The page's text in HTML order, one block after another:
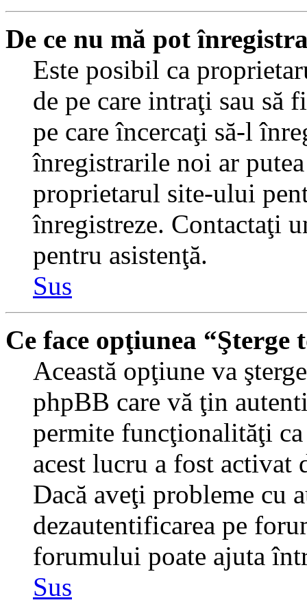
De ce nu mă pot
Este posibil ca
de pe care intraţi sau să
pe care încercaţi să-l
înregistrarile noi ar
proprietarul site-ului
înregistreze. Contactaţi
pentru asistenţă.
Sus
Ce face opţiunea
Această opţiune va
phpBB care vă ţin
permite funcţionalităţi
acest lucru a fost
Dacă aveţi probleme cu
dezautentificarea pe
forumului poate ajuta
Sus